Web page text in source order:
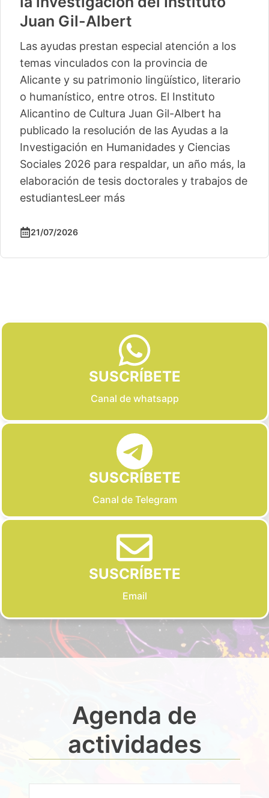
Juan Gil-Albert
Las ayudas prestan especial atención a los
temas vinculados con la provincia de
Alicante y su patrimonio lingüístico, literario
o humanístico, entre otros. El Instituto
Alicantino de Cultura Juan Gil-Albert ha
publicado la resolución de las Ayudas a la
Investigación en Humanidades y Ciencias
Sociales 2026 para respaldar, un año más, la
elaboración de tesis doctorales y trabajos de
estudiantesLeer más
21/07/2026
SUSCRÍBETE
Canal de whatsapp
SUSCRÍBETE
Canal de Telegram
SUSCRÍBETE
Email
Agenda de
actividades